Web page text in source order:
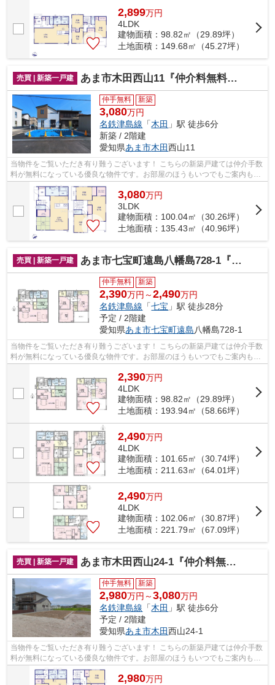
2,899万円
4LDK
建物面積：98.82㎡（29.89坪）
土地面積：149.68㎡（45.27坪）
売買 | 新築一戸建 あま市木田西山11『仲介料無料』新築戸建て
仲手無料 新築
3,080万円
名鉄津島線 「木田 」駅 徒歩6分
新築 / 2階建
愛知県あま市木田西山11
当物件をご覧いただき有り難うございます！ こちらの新築戸建ては仲介手数
料が無料になっている優良な物件です。お部屋のほうもいつでもご案内もさ
せて頂きますのでお気軽にお問合せ下...
3,080万円
3LDK
建物面積：100.04㎡（30.26坪）
土地面積：135.43㎡（40.96坪）
売買 | 新築一戸建 あま市七宝町遠島八幡島728-1『仲介料無料』新築戸建て
仲手無料 新築
2,390万円～2,490万円
名鉄津島線 「七宝 」駅 徒歩28分
予定 / 2階建
愛知県あま市七宝町遠島八幡島728-1
当物件をご覧いただき有り難うございます！ こちらの新築戸建ては仲介手数
料が無料になっている優良な物件です。お部屋のほうもいつでもご案内もさ
2,390万円
4LDK
建物面積：98.82㎡（29.89坪）
土地面積：193.94㎡（58.66坪）
2,490万円
4LDK
建物面積：101.65㎡（30.74坪）
土地面積：211.63㎡（64.01坪）
2,490万円
4LDK
建物面積：102.06㎡（30.87坪）
土地面積：221.79㎡（67.09坪）
売買 | 新築一戸建 あま市木田西山24-1『仲介料無料』新築戸建て
仲手無料 新築
2,980万円～3,080万円
名鉄津島線 「木田 」駅 徒歩6分
予定 / 2階建
愛知県あま市木田西山24-1
当物件をご覧いただき有り難うございます！ こちらの新築戸建ては仲介手数
料が無料になっている優良な物件です。お部屋のほうもいつでもご案内もさ
せて頂きますのでお気軽にお問合せ下...
2,980万円